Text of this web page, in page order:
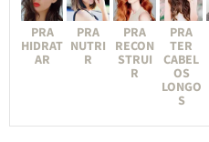
PRA
HIDRAT
AR
PRA
NUTRI
R
PRA
RECON
STRUI
R
PRA
TER
CABEL
OS
LONGO
S